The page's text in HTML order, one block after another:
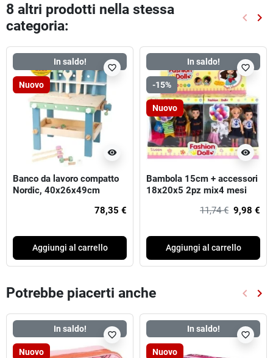
8 altri prodotti nella stessa
categoria:
keyboard_arrow_left keyboard_arrow_right
In saldo!
Nuovo
visibility
favorite_border
Banco da lavoro compatto
Nordic, 40x26x49cm
78,35 €
Aggiungi al carrello
In saldo!
-15%
Nuovo
visibility
favorite_border
Bambola 15cm + accessori
18x20x5 2pz mix4 mesi
11,74 € 9,98 €
Aggiungi al carrello
Potrebbe piacerti anche keyboard_arrow_left keyboard_arrow_right
In saldo!
Nuovo
favorite_border
In saldo!
Nuovo
favorite_border